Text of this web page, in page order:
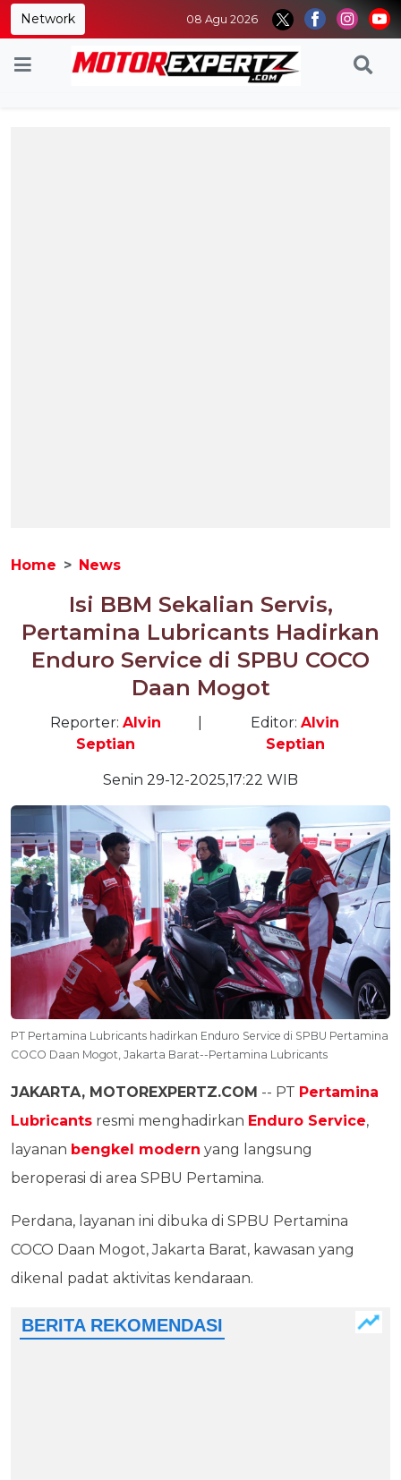
Network 08 Agu 2026
Home News
Isi BBM Sekalian Servis,
Pertamina Lubricants Hadirkan
Enduro Service di SPBU COCO
Daan Mogot
Reporter: Alvin
Septian
Editor:Alvin
Septian
Senin 29-12-2025,17:22 WIB
PT Pertamina Lubricants hadirkan Enduro Service di SPBU Pertamina
COCO Daan Mogot, Jakarta Barat--Pertamina Lubricants
JAKARTA, MOTOREXPERTZ.COM -- PT Pertamina
Lubricants resmi menghadirkan Enduro Service,
layanan bengkel modern yang langsung
beroperasi di area SPBU Pertamina.
Perdana, layanan ini dibuka di SPBU Pertamina
COCO Daan Mogot, Jakarta Barat, kawasan yang
dikenal padat aktivitas kendaraan.